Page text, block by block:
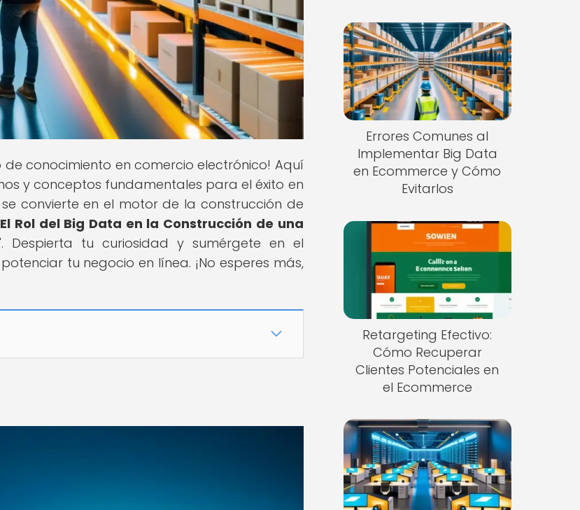
de conocimiento en comercio electrónico! Aquí
y conceptos fundamentales para el éxito en
convierte en el motor de la construcción de
El Rol del Big Data en la Construcción de una
Despierta tu curiosidad y sumérgete en el
tu negocio en línea. ¡No esperes más,
Errores Comunes al
Implementar Big Data
en Ecommerce y Cómo
Evitarlos
Retargeting Efectivo:
Cómo Recuperar
Clientes Potenciales en
el Ecommerce